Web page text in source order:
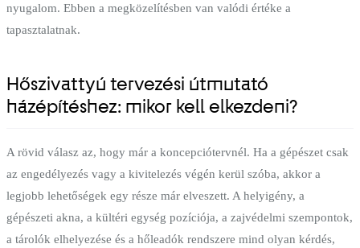
nyugalom. Ebben a megközelítésben van valódi értéke a
tapasztalatnak.
Hőszivattyú tervezési útmutató
házépítéshez: mikor kell elkezdeni?
A rövid válasz az, hogy már a koncepciótervnél. Ha a gépészet csak
az engedélyezés vagy a kivitelezés végén kerül szóba, akkor a
legjobb lehetőségek egy része már elveszett. A helyigény, a
gépészeti akna, a kültéri egység pozíciója, a zajvédelmi szempontok,
a tárolók elhelyezése és a hőleadók rendszere mind olyan kérdés,